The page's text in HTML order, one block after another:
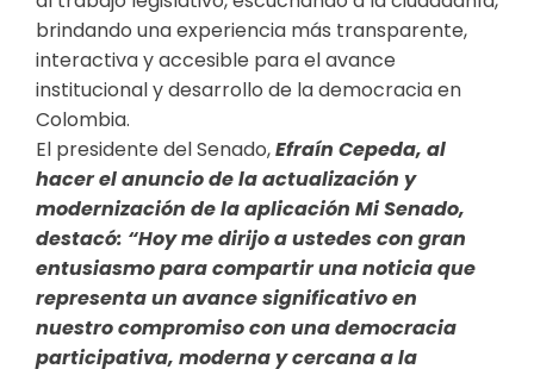
brindando una experiencia más transparente,
interactiva y accesible para el avance
institucional y desarrollo de la democracia en
Colombia.
El presidente del Senado,Efraín Cepeda, al
hacer el anuncio de la actualización y
modernización de la aplicación Mi Senado,
destacó: “Hoy me dirijo a ustedes con gran
entusiasmo para compartir una noticia que
representa un avance significativo en
nuestro compromiso con una democracia
participativa, moderna y cercana a la